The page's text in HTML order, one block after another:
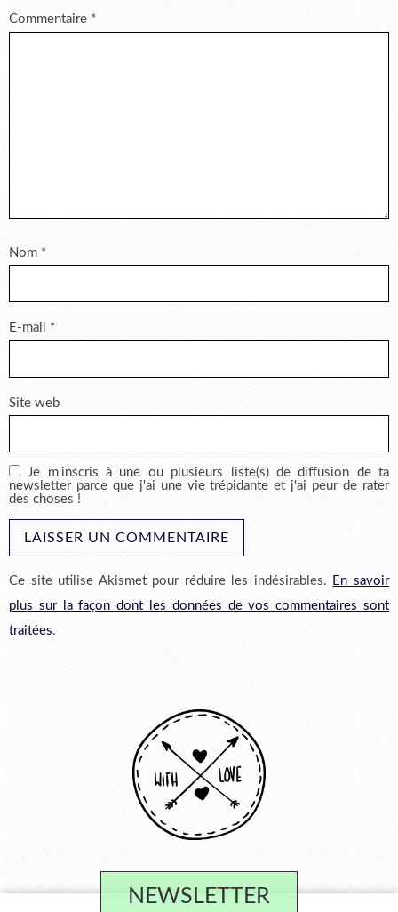
Commentaire *
Nom *
E-mail *
Site web
Je m'inscris à une ou plusieurs liste(s) de diffusion de ta
newsletter parce que j'ai une vie trépidante et j'ai peur de rater
des choses !
Ce site utilise Akismet pour réduire les indésirables. En savoir
plus sur la façon dont les données de vos commentaires sont
traitées.
NEWSLETTER